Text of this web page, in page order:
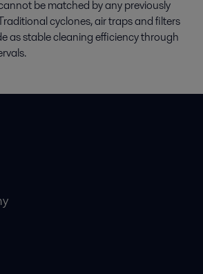
be matched by any previously
cyclones, air traps and filters
as stable cleaning efficiency through